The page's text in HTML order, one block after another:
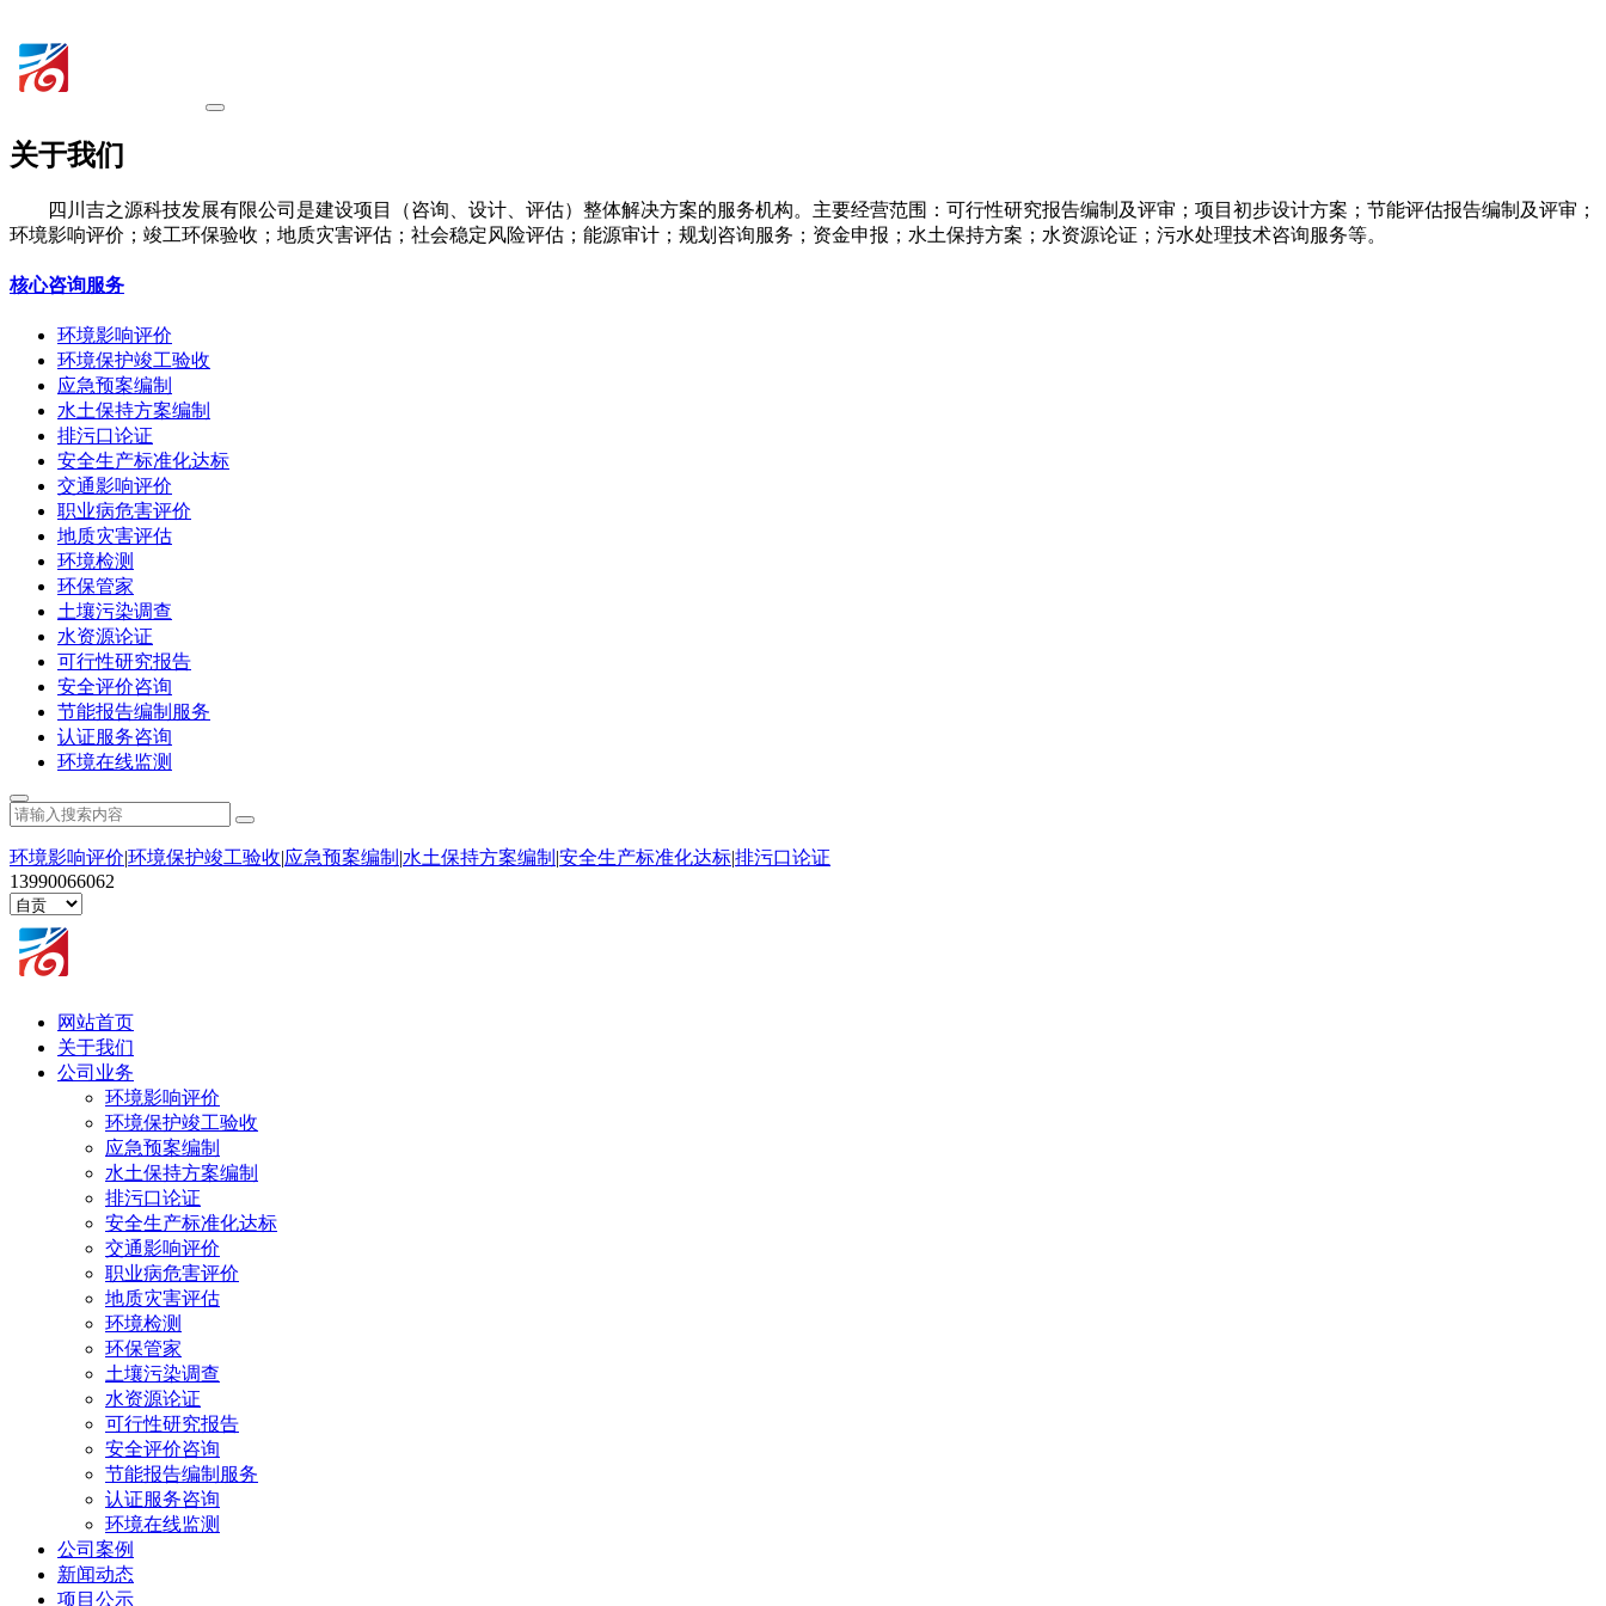
关于我们
四川吉之源科技发展有限公司是建设项目（咨询、设计、评估）整体解决方案的服务机构。主要经营范围：可行性研究报告编制及评审；项目初步设计方案；节能评估报告编制及评审；
环境影响评价；竣工环保验收；地质灾害评估；社会稳定风险评估；能源审计；规划咨询服务；资金申报；水土保持方案；水资源论证；污水处理技术咨询服务等。
核心咨询服务
环境影响评价
环境保护竣工验收
应急预案编制
水土保持方案编制
排污口论证
安全生产标准化达标
交通影响评价
职业病危害评价
地质灾害评估
环境检测
环保管家
土壤污染调查
水资源论证
可行性研究报告
安全评价咨询
节能报告编制服务
认证服务咨询
环境在线监测
环境影响评价|环境保护竣工验收|应急预案编制 |水土保持方案编制 |安全生产标准化达标|排污口论证
13990066062
网站首页
关于我们
公司业务
环境影响评价
环境保护竣工验收
应急预案编制
水土保持方案编制
排污口论证
安全生产标准化达标
交通影响评价
职业病危害评价
地质灾害评估
环境检测
环保管家
土壤污染调查
水资源论证
可行性研究报告
安全评价咨询
节能报告编制服务
认证服务咨询
环境在线监测
公司案例
新闻动态
项目公示